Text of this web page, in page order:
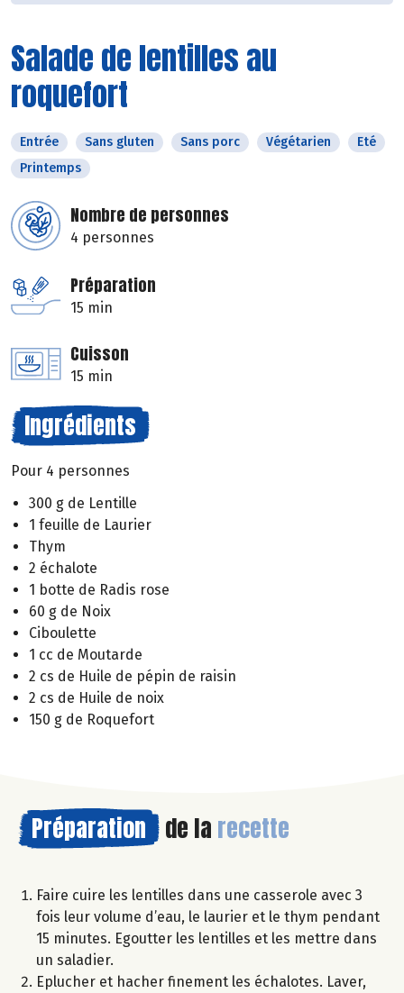
Salade de lentilles au
roquefort
Entrée Sans gluten Sans porc Végétarien
Eté
Printemps
Nombre de personnes
4 personnes
Préparation
15 min
Cuisson
15 min
Ingrédients
Pour 4 personnes
300 g de Lentille
1 feuille de Laurier
Thym
2 échalote
1 botte de Radis rose
60 g de Noix
Ciboulette
1 cc de Moutarde
2 cs de Huile de pépin de raisin
2 cs de Huile de noix
150 g de Roquefort
Préparation de la recette
Faire cuire les lentilles dans une casserole avec 3
fois leur volume d’eau, le laurier et le thym pendant
15 minutes. Egoutter les lentilles et les mettre dans
un saladier.
Eplucher et hacher finement les échalotes. Laver,